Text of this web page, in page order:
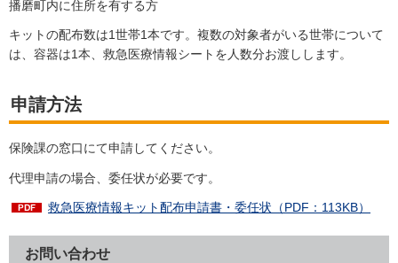
播磨町内に住所を有する方
キットの配布数は1世帯1本です。複数の対象者がいる世帯について
は、容器は1本、救急医療情報シートを人数分お渡しします。
申請方法
保険課の窓口にて申請してください。
代理申請の場合、委任状が必要です。
救急医療情報キット配布申請書・委任状（PDF：113KB）
お問い合わせ